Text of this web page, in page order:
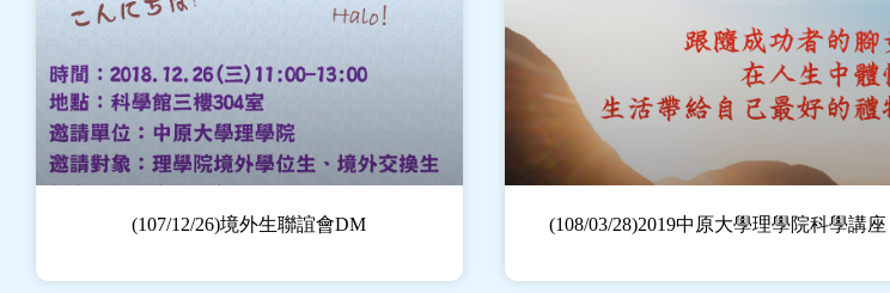
(107/12/26)境外生聯誼會DM (108/03/28)2019中原大學理學院科學講座